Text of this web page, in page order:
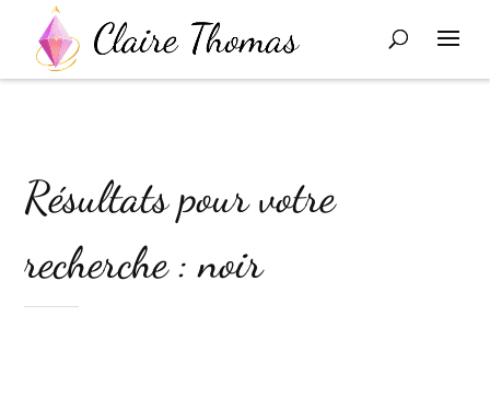
Résultats pour votre
recherche : noir